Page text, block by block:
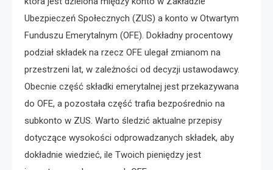
Ubezpieczeń Społecznych (ZUS) a konto w Otwartym
Funduszu Emerytalnym (OFE). Dokładny procentowy
podział składek na rzecz OFE ulegał zmianom na
przestrzeni lat, w zależności od decyzji ustawodawcy.
Obecnie część składki emerytalnej jest przekazywana
do OFE, a pozostała część trafia bezpośrednio na
subkonto w ZUS. Warto śledzić aktualne przepisy
dotyczące wysokości odprowadzanych składek, aby
dokładnie wiedzieć, ile Twoich pieniędzy jest